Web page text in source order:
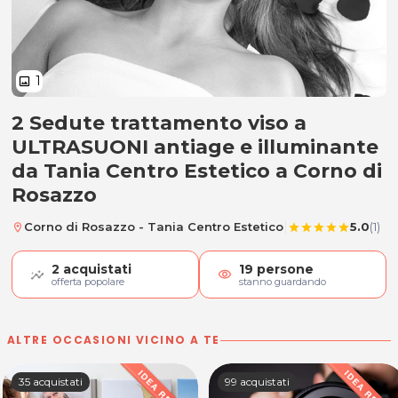
image 1
2 Sedute trattamento viso a
2 Sedute trattamento viso a
ULTRASUONI antiage e illuminante
da Tania Centro Estetico a Corno di
Rosazzo
location_on Corno di Rosazzo - Tania Centro Estetico starstarstarstarstar5.0(1)
2 acquistati
offerta popolare visibility 19 persone
stanno guardando
ALTRE OCCASIONI VICINO A TE
35 acquistati 99 acquistati